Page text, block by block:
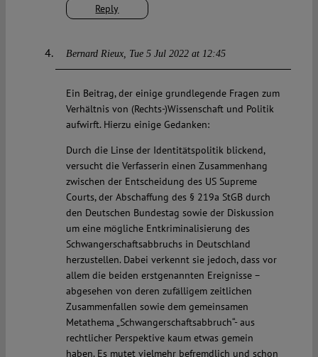
Reply
Bernard Rieux Tue 5 Jul 2022 at 12:45
Ein Beitrag, der einige grundlegende Fragen zum
Verhältnis von (Rechts-)Wissenschaft und Politik
aufwirft. Hierzu einige Gedanken:
Durch die Linse der Identitätspolitik blickend,
versucht die Verfasserin einen Zusammenhang
zwischen der Entscheidung des US Supreme
Courts, der Abschaffung des § 219a StGB durch
den Deutschen Bundestag sowie der Diskussion
um eine mögliche Entkriminalisierung des
Schwangerschaftsabbruchs in Deutschland
herzustellen. Dabei verkennt sie jedoch, dass vor
allem die beiden erstgenannten Ereignisse –
abgesehen von deren zufälligem zeitlichen
Zusammenfallen sowie dem gemeinsamen
Metathema „Schwangerschaftsabbruch“- aus
rechtlicher Perspektive kaum etwas gemein
haben. Es mutet vielmehr befremdlich und schon